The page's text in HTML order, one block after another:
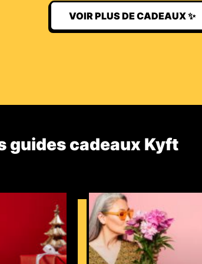
VOIR PLUS DE CADEAUX ✨
guides cadeaux Kyft​